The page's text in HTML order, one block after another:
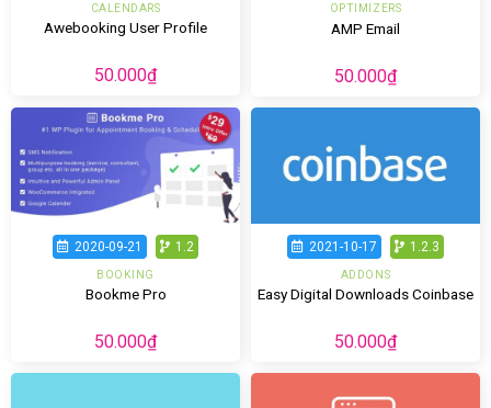
CALENDARS
Awebooking User Profile
50.000₫
OPTIMIZERS
AMP Email
50.000₫
2020-09-21 1.2
BOOKING
Bookme Pro
50.000₫
2021-10-17 1.2.3
ADDONS
Easy Digital Downloads Coinbase
50.000₫